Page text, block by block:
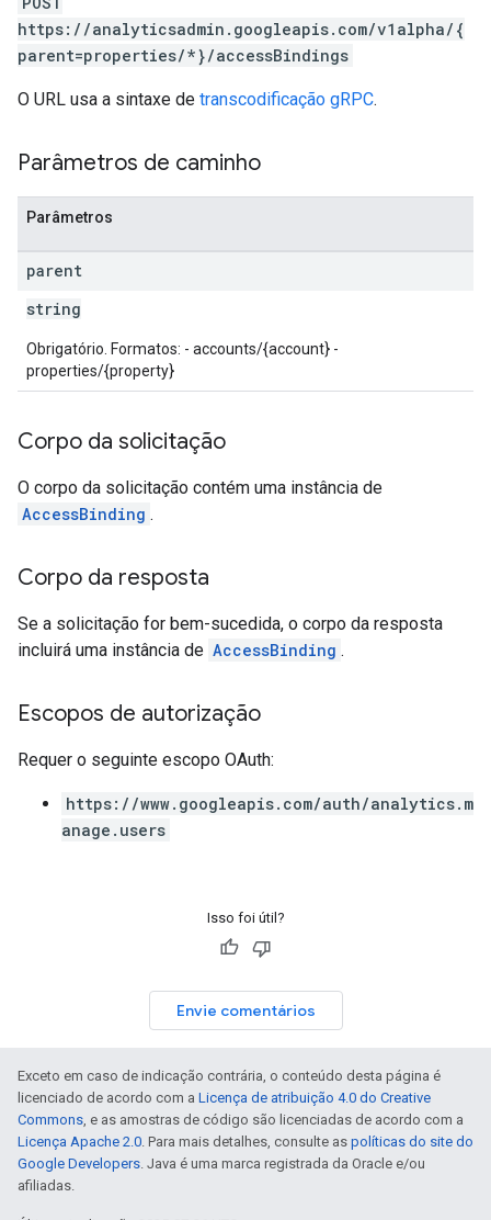
https://analyticsadmin.googleapis.com/v1alpha/{
parent=properties/*}/accessBindings
O URL usa a sintaxe de transcodificação gRPC.
Parâmetros de caminho
Parâmetros
parent
string
Obrigatório. Formatos: - accounts/{account} -
properties/{property}
Corpo da solicitação
O corpo da solicitação contém uma instância de
AccessBinding .
Corpo da resposta
Se a solicitação for bem-sucedida, o corpo da resposta
incluirá uma instância de AccessBinding .
Escopos de autorização
Requer o seguinte escopo OAuth:
https://www.googleapis.com/auth/analytics.m
anage.users
Isso foi útil?
Envie comentários
Exceto em caso de indicação contrária, o conteúdo desta página é
licenciado de acordo com a Licença de atribuição 4.0 do Creative
Commons, e as amostras de código são licenciadas de acordo com a
Licença Apache 2.0. Para mais detalhes, consulte as políticas do site do
Google Developers. Java é uma marca registrada da Oracle e/ou
afiliadas.